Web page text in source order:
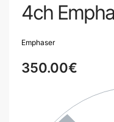
4ch
Emphaser
350.00€